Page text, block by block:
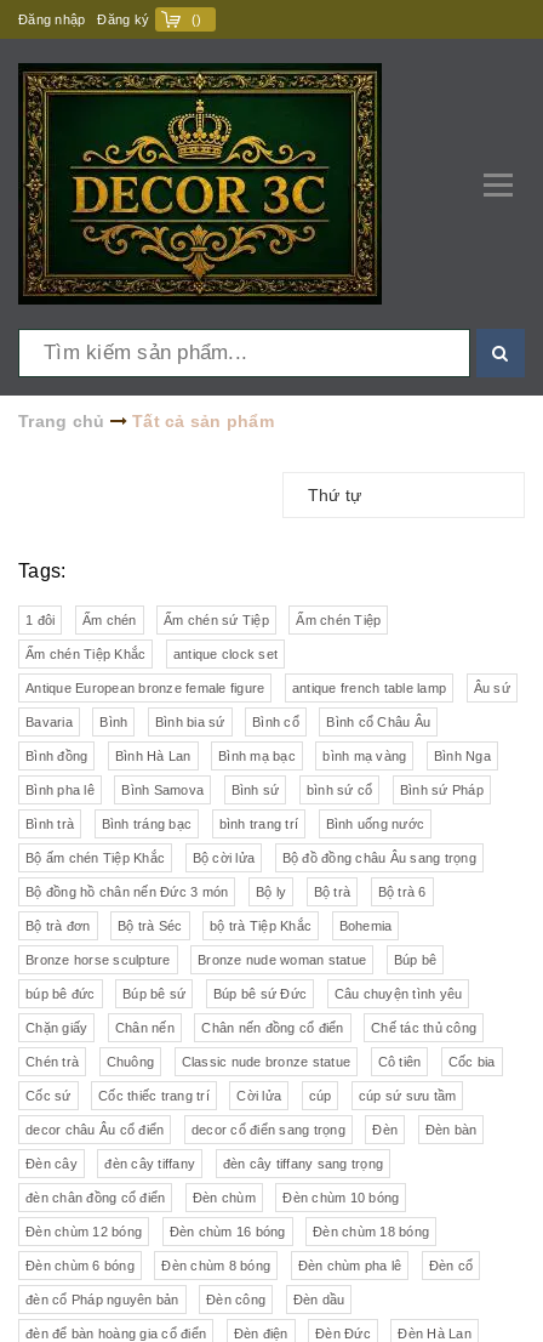
Đăng nhập Đăng ký ()
Trang chủ Tất cả sản phẩm
Thứ tự
Tags:
1 đôi Ấm chén Ấm chén sứ Tiệp Ấm chén Tiệp
Ấm chén Tiệp Khắc antique clock set
Antique European bronze female figure antique french table lamp Âu sứ
Bavaria Bình Bình bia sứ Bình cổ Bình cổ Châu Âu
Bình đồng Bình Hà Lan Bình mạ bạc bình mạ vàng Bình Nga
Bình pha lê Bình Samova Bình sứ bình sứ cổ Bình sứ Pháp
Bình trà Bình tráng bạc bình trang trí Bình uống nước
Bộ ấm chén Tiệp Khắc Bộ cời lửa Bộ đồ đồng châu Âu sang trọng
Bộ đồng hồ chân nến Đức 3 món Bộ ly Bộ trà Bộ trà 6
Bộ trà đơn Bộ trà Séc bộ trà Tiệp Khắc Bohemia
Bronze horse sculpture Bronze nude woman statue Búp bê
búp bê đức Búp bê sứ Búp bê sứ Đức Câu chuyện tình yêu
Chặn giấy Chân nến Chân nến đồng cổ điển Chế tác thủ công
Chén trà Chuông Classic nude bronze statue Cô tiên Cốc bia
Cốc sứ Cốc thiếc trang trí Cời lửa cúp cúp sứ sưu tầm
decor châu Âu cổ điển decor cổ điển sang trọng Đèn Đèn bàn
Đèn cây đèn cây tiffany đèn cây tiffany sang trọng
đèn chân đồng cổ điển Đèn chùm Đèn chùm 10 bóng
Đèn chùm 12 bóng Đèn chùm 16 bóng Đèn chùm 18 bóng
Đèn chùm 6 bóng Đèn chùm 8 bóng Đèn chùm pha lê Đèn cổ
đèn cổ Pháp nguyên bản Đèn công Đèn dầu
đèn để bàn hoàng gia cổ điển Đèn điện Đèn Đức Đèn Hà Lan